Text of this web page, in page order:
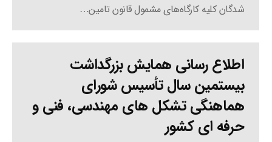
شدگان کلیه کارگاه‌های مشمول قانون تامین…
اطلاع رسانی همایش بزرگداشت
بیستمین سال تأسیس شورای
هماهنگی تشکل های مهندسی، فنی و
حرفه ای کشور